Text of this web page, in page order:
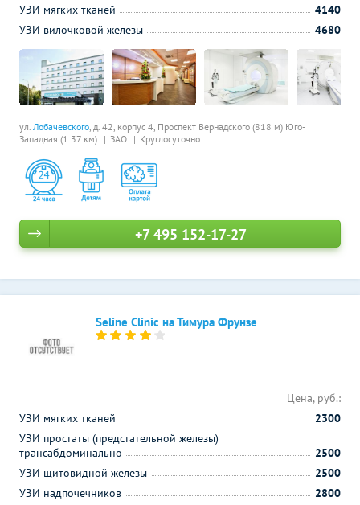
ул. Лобачевского, д. 42, корпус 4, Проспект Вернадского (818 м) Юго-
Западная (1.37 км)
ЗАО Круглосуточно
УЗИ мягких тканей
4140
УЗИ вилочковой железы
4680
+7 495 152-17-27
Seline Clinic на Тимура Фрунзе
Цена, руб.:
УЗИ мягких тканей
2300
УЗИ простаты (предстательной железы)
трансабдоминально
2500
УЗИ щитовидной железы
2500
УЗИ надпочечников
2800